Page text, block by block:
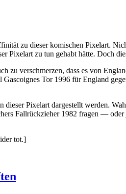
zu dieser komischen Pixelart.
Pixelart zu tun gehabt hätte. Doch
zu verschmerzen, dass es von
Tor 1996 für England
Pixelart dargestellt werden.
Fallrückzieher 1982 fragen —
tot.]